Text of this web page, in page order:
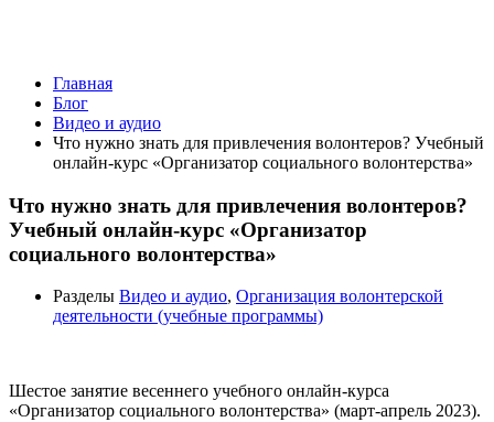
Главная
Блог
Видео и аудио
Что нужно знать для привлечения волонтеров? Учебный
онлайн-курс «Организатор социального волонтерства»
Что нужно знать для привлечения волонтеров?
Учебный онлайн-курс «Организатор
социального волонтерства»
Разделы Видео и аудио, Организация волонтерской
деятельности (учебные программы)
Шестое занятие весеннего учебного онлайн-курса
«Организатор социального волонтерства» (март-апрель 2023).